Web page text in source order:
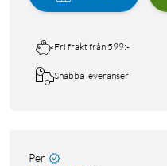
Fri frakt från 599:-
Snabba leveranser
Per